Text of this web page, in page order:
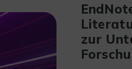
zur